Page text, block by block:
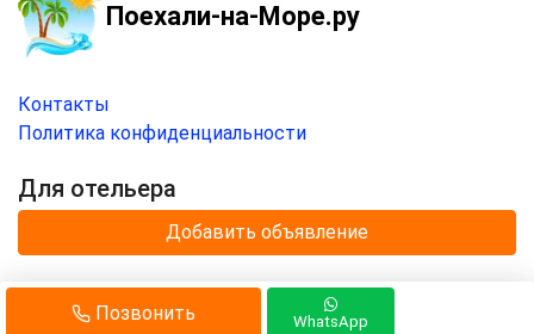
Позвонить WhatsApp
Поехали-на-Море.ру
Контакты
Политика конфиденциальности
Для отельера
Добавить объявление
© 2020 —2026г.
Отдых на море с«Поехали-на-Море.ру»